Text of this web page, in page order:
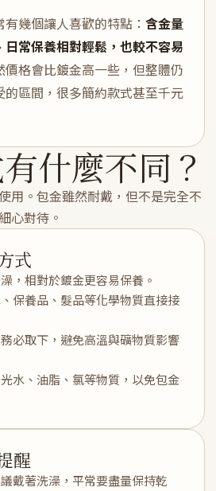
幾個讓人喜歡的特點： 含金量
常保養相對輕鬆，也較不容易
價格會比鍍金高一些，但整體仍
的區間，很多簡約款式甚至千元
什麼不同？
用。包金雖然耐戴，但不是完全不
心對待。
式
，相對於鍍金更容易保養。
保養品、髮品等化學物質直接接
必取下，避免高溫與礦物質影響
水、油脂、氯等物質，以免包金
醒
戴著洗澡，平常要盡量保持乾